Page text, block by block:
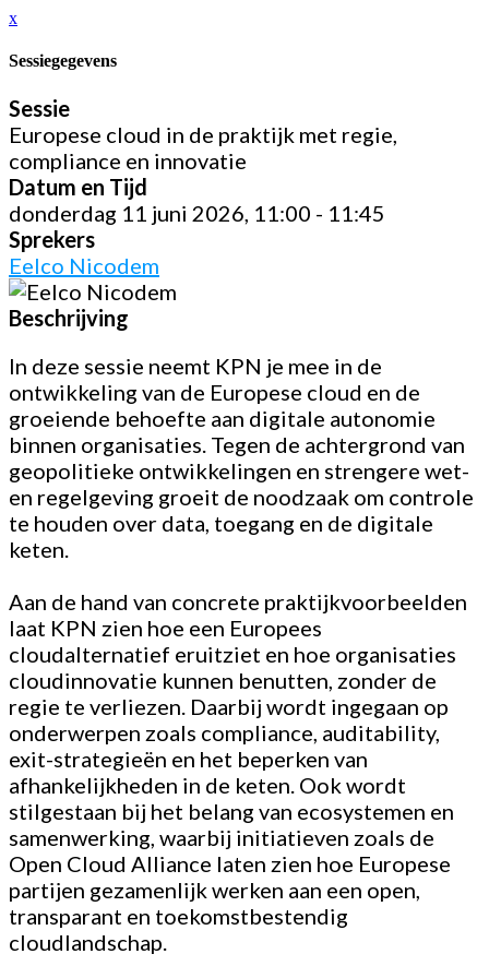
x
Sessiegegevens
Sessie
Europese cloud in de praktijk met regie,
compliance en innovatie
Datum en Tijd
donderdag 11 juni 2026, 11:00 - 11:45
Sprekers
Eelco Nicodem
Beschrijving
In deze sessie neemt KPN je mee in de
ontwikkeling van de Europese cloud en de
groeiende behoefte aan digitale autonomie
binnen organisaties. Tegen de achtergrond van
geopolitieke ontwikkelingen en strengere wet-
en regelgeving groeit de noodzaak om controle
te houden over data, toegang en de digitale
keten.
Aan de hand van concrete praktijkvoorbeelden
laat KPN zien hoe een Europees
cloudalternatief eruitziet en hoe organisaties
cloudinnovatie kunnen benutten, zonder de
regie te verliezen. Daarbij wordt ingegaan op
onderwerpen zoals compliance, auditability,
exit-strategieën en het beperken van
afhankelijkheden in de keten. Ook wordt
stilgestaan bij het belang van ecosystemen en
samenwerking, waarbij initiatieven zoals de
Open Cloud Alliance laten zien hoe Europese
partijen gezamenlijk werken aan een open,
transparant en toekomstbestendig
cloudlandschap.